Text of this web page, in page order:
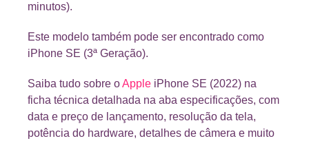
minutos).
Este modelo também pode ser encontrado como
iPhone SE (3ª Geração).
Saiba tudo sobre oApple iPhone SE (2022) na
ficha técnica detalhada na aba especificações, com
data e preço de lançamento, resolução da tela,
potência do hardware, detalhes de câmera e muito